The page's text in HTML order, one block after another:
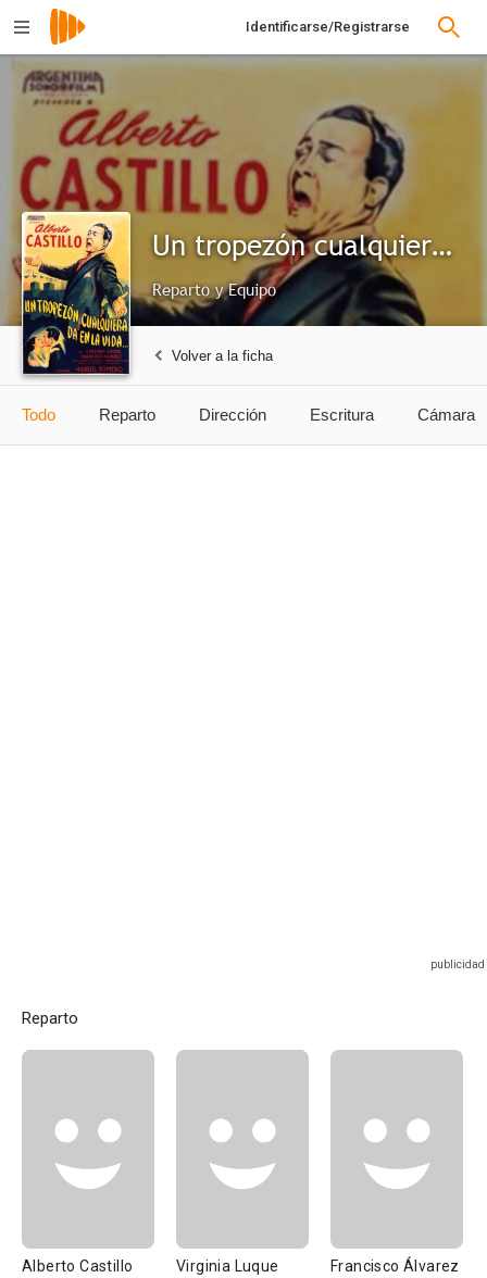
Identificarse/Registrarse
Un tropezón cualquiera da en la vida
Reparto y Equipo
Volver a la ficha
Todo Reparto Dirección Escritura Cámara
Reparto
Alberto Castillo Virginia Luque Francisco Álvarez